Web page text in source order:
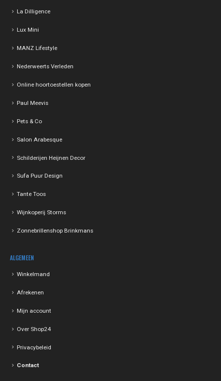
La Dilligence
Lux Mini
MANZ Lifestyle
Nederweerts Verleden
Online hoortoestellen kopen
Paul Meevis
Pets & Co
Salon Arabesque
Schilderijen Heijnen Decor
Sufa Puur Design
Tante Toos
Wijnkoperij Storms
Zonnebrillenshop Brinkmans
ALGEMEEN
Winkelmand
Afrekenen
Mijn account
Over Shop24
Privacybeleid
Contact